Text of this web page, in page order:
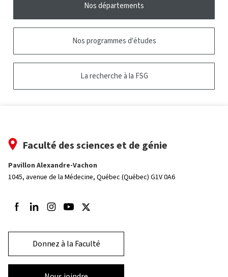
Nos départements
Nos programmes d'études
La recherche à la FSG
Faculté des sciences et de génie
Pavillon Alexandre-Vachon
1045, avenue de la Médecine, Québec (Québec) G1V 0A6
Suivez-nous sur Facebook
Suivez-nous sur LinkedIn
Suivez-nous sur Instagram
Suivez-nous sur Youtube
Suivez-nous sur Twitter
Donnez à la Faculté